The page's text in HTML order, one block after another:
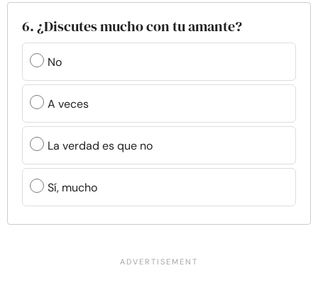
6. ¿Discutes mucho con tu amante?
No
A veces
La verdad es que no
Sí, mucho